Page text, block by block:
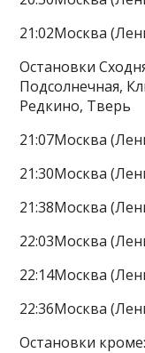
21:02Москва
Остановки
Подсолнечная,
Редкино, Тверь
21:07Москва
21:30Москва
21:38Москва
22:03Москва
22:14Москва
22:36Москва
Остановки